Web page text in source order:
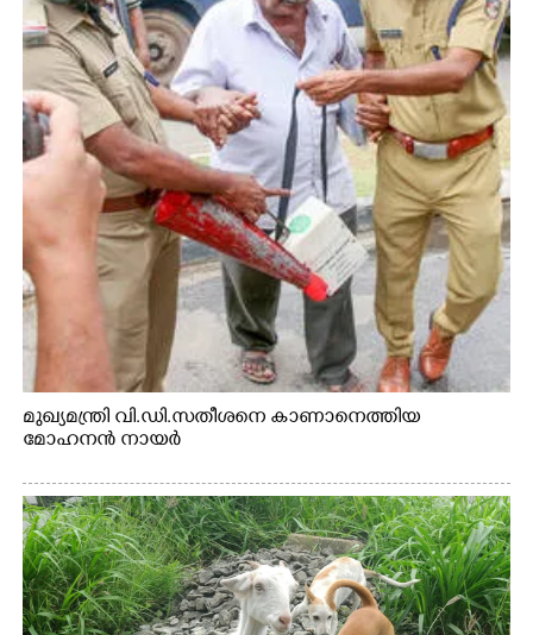
മുഖ്യമന്ത്രി വി.ഡി.സതീശനെ കാണാനെത്തിയ
മോഹനൻ നായർ